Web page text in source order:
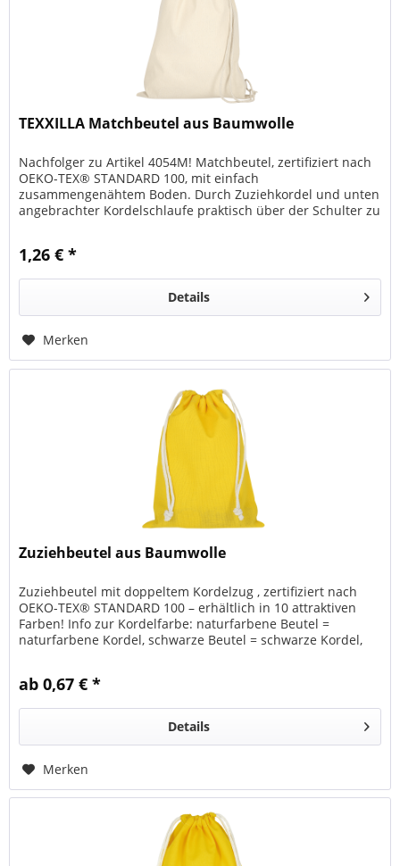
TEXXILLA Matchbeutel aus Baumwolle
Nachfolger zu Artikel 4054M! Matchbeutel, zertifiziert nach
OEKO-TEX® STANDARD 100, mit einfach
zusammengenähtem Boden. Durch Zuziehkordel und unten
angebrachter Kordelschlaufe praktisch über der Schulter zu
1,26 € *
Details
Merken
Zuziehbeutel aus Baumwolle
Zuziehbeutel mit doppeltem Kordelzug , zertifiziert nach
OEKO-TEX® STANDARD 100 – erhältlich in 10 attraktiven
Farben! Info zur Kordelfarbe: naturfarbene Beutel =
naturfarbene Kordel, schwarze Beutel = schwarze Kordel,
ab 0,67 € *
Details
Merken